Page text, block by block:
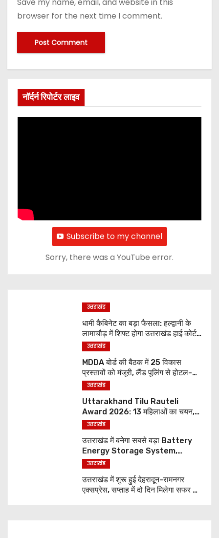
browser for the next time I comment.
नॉर्दर्न रिपोर्टर लाइव
Subscribe to my channel
Sorry, there was a YouTube error.
उत्तराखंड
धामी कैबिनेट का बड़ा फैसला: हल्द्वानी के
लामाचौड़ में शिफ्ट होगा उत्तराखंड हाई कोर्ट,
अन्य महत्वपूर्ण फैसले
उत्तराखंड
MDDA बोर्ड की बैठक में 25 विकास
प्रस्तावों को मंजूरी, लैंड पूलिंग से होटल-
पर्यटन परियोजनाओं को मिलेगी रफ्तार
उत्तराखंड
Uttarakhand Tilu Rauteli
Award 2026: 13 महिलाओं का चयन,
8 अगस्त को सीएम धामी करेंगे सम्मानित
उत्तराखंड
उत्तराखंड में बनेगा सबसे बड़ा Battery
Energy Storage System,
UJVNL लगाएगा 352 करोड़ का प्रोजेक्ट
उत्तराखंड
उत्तराखंड में शुरू हुई देहरादून-रामनगर
एक्सप्रेस, सप्ताह में दो दिन मिलेगा सफर का